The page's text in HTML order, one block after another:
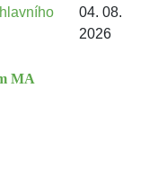
04. 08.
2026
MA